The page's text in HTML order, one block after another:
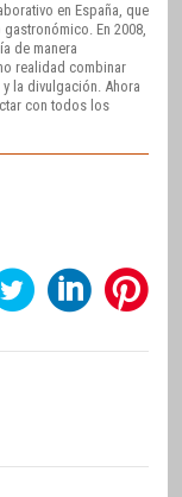
en España, que
En 2008,
de manera
realidad combinar
la divulgación. Ahora
con todos los